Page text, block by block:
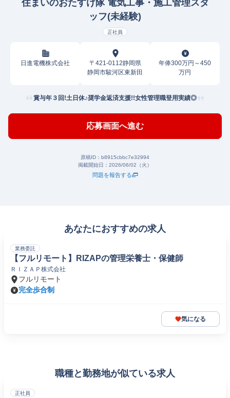
住まいのおたすけ隊 電気工事・施工管理スタ
ッフ(未経験)
正社員
日進電機株式会社
〒421-0112静岡県
静岡市駿河区東新田
年俸300万円～450
万円
賞与年３回!土日休♪奨学金返済支援!!女性管理職登用実績◎
応募画面へ進む
原稿ID： b8915cbbc7e32994
掲載開始日： 2026/06/02（火）
問題を報告する
あなたにおすすめの求人
業務委託
【フルリモート】RIZAPの管理栄養士・保健師
ＲＩＺＡＰ株式会社
フルリモート
完全歩合制
気になる
職種と勤務地が似ている求人
正社員